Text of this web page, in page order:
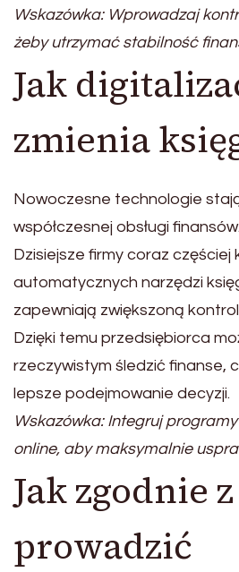
Wskazówka: Wprowadzaj
żeby utrzymać stabilność
Jak
zmienia
Nowoczesne technologie
współczesnej obsługi finansów.
Dzisiejsze firmy coraz częściej
automatycznych narzędzi
zapewniają zwiększoną
Dzięki temu przedsiębiorca
rzeczywistym śledzić finanse,
lepsze podejmowanie decyzji.
Wskazówka: Integruj
online, aby maksymalnie
Jak zgodnie
prowadzić